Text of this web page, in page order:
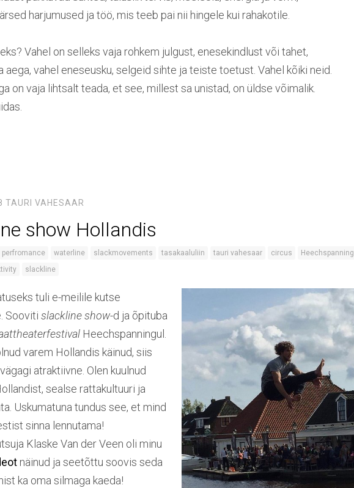
harjumused ja töö, mis teeb pai nii hingele kui rahakotile.
Vahel on selleks vaja rohkem julgust, enesekindlust või tahet,
aega, vahel eneseusku, selgeid sihte ja teiste toetust. Vahel kõiki neid.
on vaja lihtsalt teada, et see, millest sa unistad, on üldse võimalik.
TAURI VAHESAAR
show Hollandis
perfromance waterline slackmovements tasakaaluliin tauri vahesaar circus
Heechspanning
slackline
tuli e-meilile kutse
Sooviti slacklineshow-d ja õpituba
Heechspanningul.
varem Hollandis käinud, siis
atraktiivne. Olen kuulnud
sealse rattakultuuri ja
Uskumatuna tundus see, et mind
sinna lennutama!
Klaske Van der Veen oli minu
näinud ja seetõttu soovis seda
ka oma silmaga kaeda!